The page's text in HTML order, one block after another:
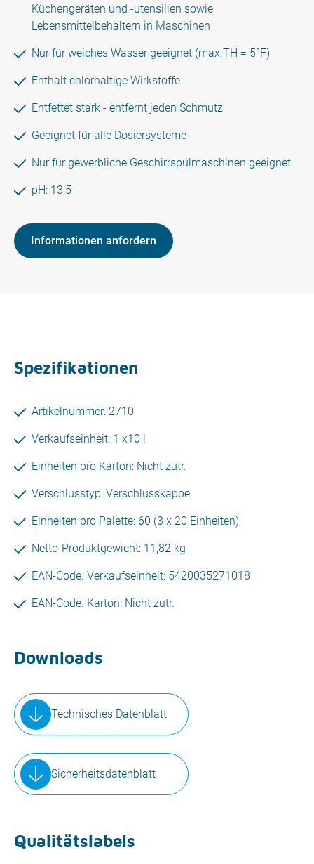
Küchengeräten und -utensilien sowie
Lebensmittelbehältern in Maschinen
Nur für weiches Wasser geeignet (max.TH = 5°F)
Enthält chlorhaltige Wirkstoffe
Entfettet stark - entfernt jeden Schmutz
Geeignet für alle Dosiersysteme
Nur für gewerbliche Geschirrspülmaschinen geeignet
pH: 13,5
Informationen anfordern
Spezifikationen
Artikelnummer: 2710
Verkaufseinheit: 1 x10 l
Einheiten pro Karton: Nicht zutr.
Verschlusstyp: Verschlusskappe
Einheiten pro Palette: 60 (3 x 20 Einheiten)
Netto-Produktgewicht: 11,82 kg
EAN-Code. Verkaufseinheit: 5420035271018
EAN-Code. Karton: Nicht zutr.
Downloads
Technisches Datenblatt
Sicherheitsdatenblatt
Qualitätslabels